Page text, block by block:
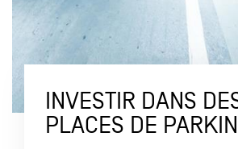
INVESTIR DANS
PLACES DE